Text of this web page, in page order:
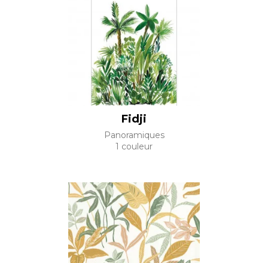
Fidji
Panoramiques
1 couleur